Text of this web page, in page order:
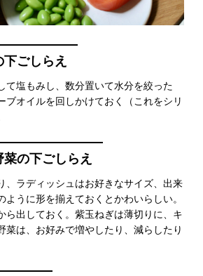
ごしらえ
て塩もみし、数分置いて水分を絞った
ブオイルを回しかけておく（これをシリ
の下ごしらえ
、ラディッシュはお好きなサイズ、出来
ように形を揃えておくとかわいらしい。
ら出しておく。紫玉ねぎは薄切りに、キ
菜は、お好みで増やしたり、減らしたり